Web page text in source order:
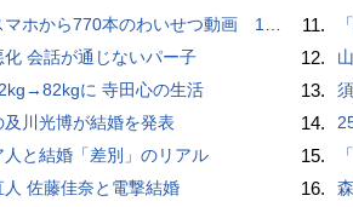
のわいせつ動画 15歳少女に酒と薬飲ませ性的暴行か 54歳男を再逮捕 「薬もありますよ」とSNSで誘い出し
化 会話が通じないパー子
に 寺田心の生活
及川光博が結婚を発表
人と結婚「差別」のリアル
人 佐藤佳奈と電撃結婚
11.
12.
13.
14.
15.
16.